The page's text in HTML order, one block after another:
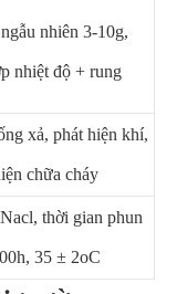
nhiên 3-10g,
nhiệt độ + rung
xả, phát hiện khí,
chữa cháy
thời gian phun
35 ± 2oC